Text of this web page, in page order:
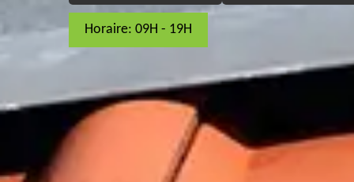
Horaire: 09H - 19H